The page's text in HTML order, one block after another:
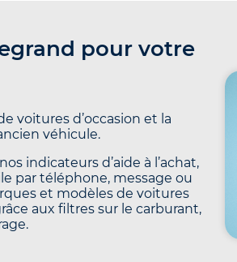
pour votre
voitures d’occasion et la
véhicule.
indicateurs d’aide à l’achat,
par téléphone, message ou
et modèles de voitures
aux filtres sur le carburant,